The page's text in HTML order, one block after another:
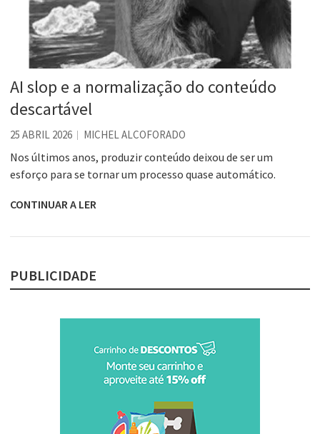
AI slop e a normalização do conteúdo
descartável
25 ABRIL 2026 MICHEL ALCOFORADO
Nos últimos anos, produzir conteúdo deixou de ser um
esforço para se tornar um processo quase automático.
CONTINUAR A LER
PUBLICIDADE